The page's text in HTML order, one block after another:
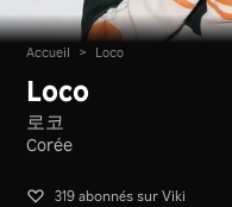
Accueil > Loco
Loco
로코
Corée
319 abonnés sur Viki